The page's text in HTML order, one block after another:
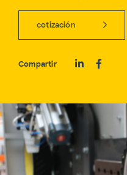
cotización
Compartir